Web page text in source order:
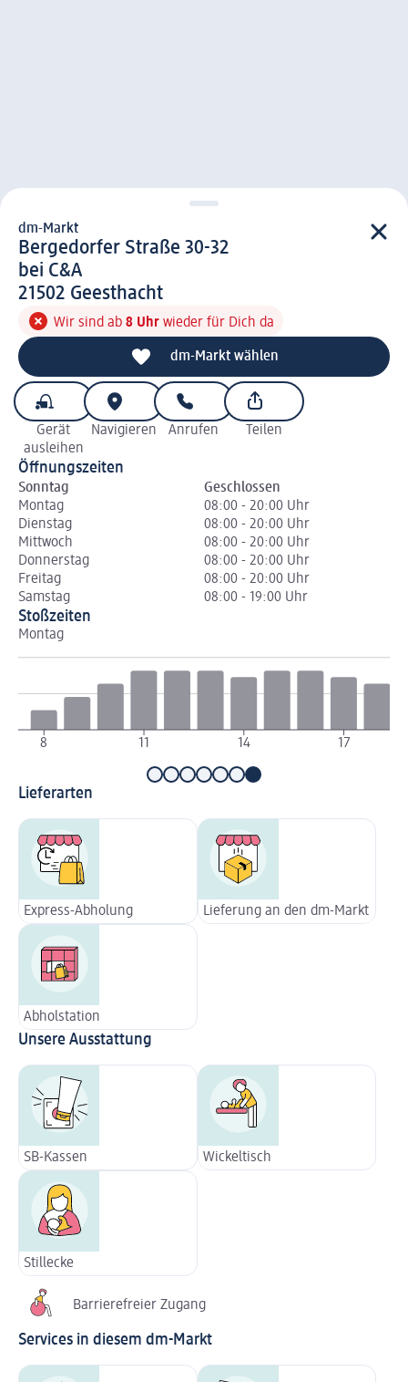
d m-Markt
dm-Markt
Bergedorfer Straße 30-32
bei C&A
2 1 5 0 2
21502 Geesthacht
Wir sind ab 8 Uhr wieder für Dich da
dm-Markt wählen
Gerät
ausleihen
Navigieren Anrufen Teilen
Öffnungszeiten
Sonntag
Geschlossen
Montag
08:00 - 20:00 Uhr
Dienstag
08:00 - 20:00 Uhr
Mittwoch
08:00 - 20:00 Uhr
Donnerstag
08:00 - 20:00 Uhr
Freitag
08:00 - 20:00 Uhr
Samstag
08:00 - 19:00 Uhr
Stoßzeiten
Montag
8 11 14 17
Lieferarten
Express-Abholung Lieferung an den dm-Markt
Abholstation
Unsere Ausstattung
SB-Kassen Wickeltisch
Stillecke
Barrierefreier Zugang
Services in diesem dm-Markt